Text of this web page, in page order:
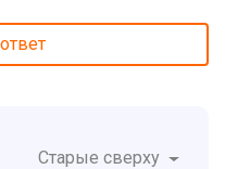
Старые сверху